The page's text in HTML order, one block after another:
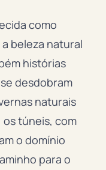
como
beleza natural
histórias
desdobram
naturais
os túneis, com
o domínio
para o